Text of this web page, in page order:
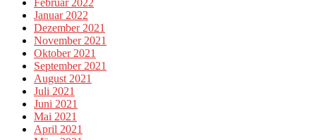
Januar 2022
Dezember 2021
November 2021
Oktober 2021
September 2021
August 2021
Juli 2021
Juni 2021
Mai 2021
April 2021